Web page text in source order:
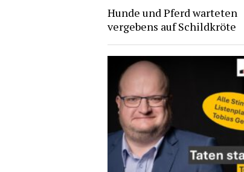
Hunde und Pferd warteten
vergebens auf Schildkröte